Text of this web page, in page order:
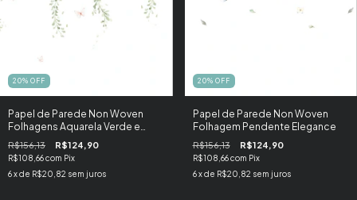
20% OFF
Papel de Parede Non Woven
Folhagens Aquarela Verde e
Rosa
R$156,13 R$124,90
R$108,66com Pix
6x de R$20,82 sem juros
20% OFF
Papel de Parede Non Woven
Folhagem Pendente Elegance
R$156,13 R$124,90
R$108,66com Pix
6 x de R$20,82 sem juros